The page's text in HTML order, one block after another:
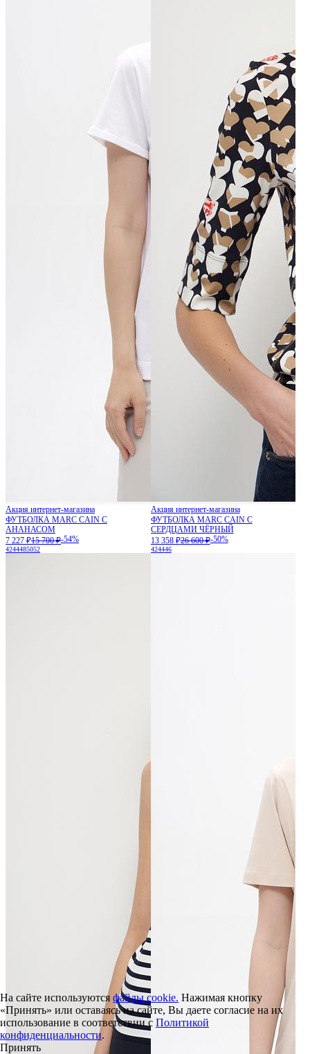
Акция интернет-магазина
ФУТБОЛКА MARC CAIN С
АНАНАСОМ
7 227 ₽15 700 ₽-54%
4244485052
Акция интернет-магазина
ФУТБОЛКА MARC CAIN С
СЕРДЦАМИ ЧЁРНЫЙ
13 358 ₽26 600 ₽-50%
424446
На сайте используются файлы cookie. Нажимая кнопку
«Принять» или оставаясь на сайте, Вы даете согласие на их
использование в соответствии с Политикой
конфиденциальности.
Принять